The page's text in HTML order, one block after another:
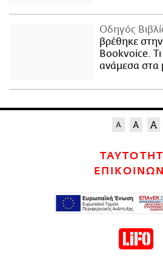
Οδηγός
βρέθηκε
Bookvoice.
ανάμεσα στα